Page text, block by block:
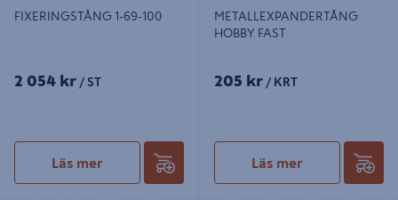
FIXERINGSTÅNG 1-69-100
2 054 kr / ST
Läs mer
METALLEXPANDERTÅNG
HOBBY FAST
205 kr / KRT
Läs mer